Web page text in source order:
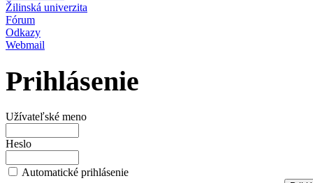
Žilinská univerzita
Fórum
Odkazy
Webmail
Prihlásenie
Užívateľské meno
Heslo
Automatické prihlásenie